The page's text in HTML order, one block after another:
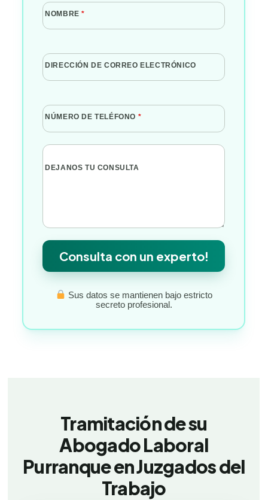
NOMBRE*
DIRECCIÓN DE CORREO ELECTRÓNICO
NÚMERO DE TELÉFONO *
DEJANOS TU CONSULTA
Consulta con un experto!
Sus datos se mantienen bajo estricto
secreto profesional.
Tramitación de su
Abogado Laboral
Purranque en Juzgados del
Trabajo